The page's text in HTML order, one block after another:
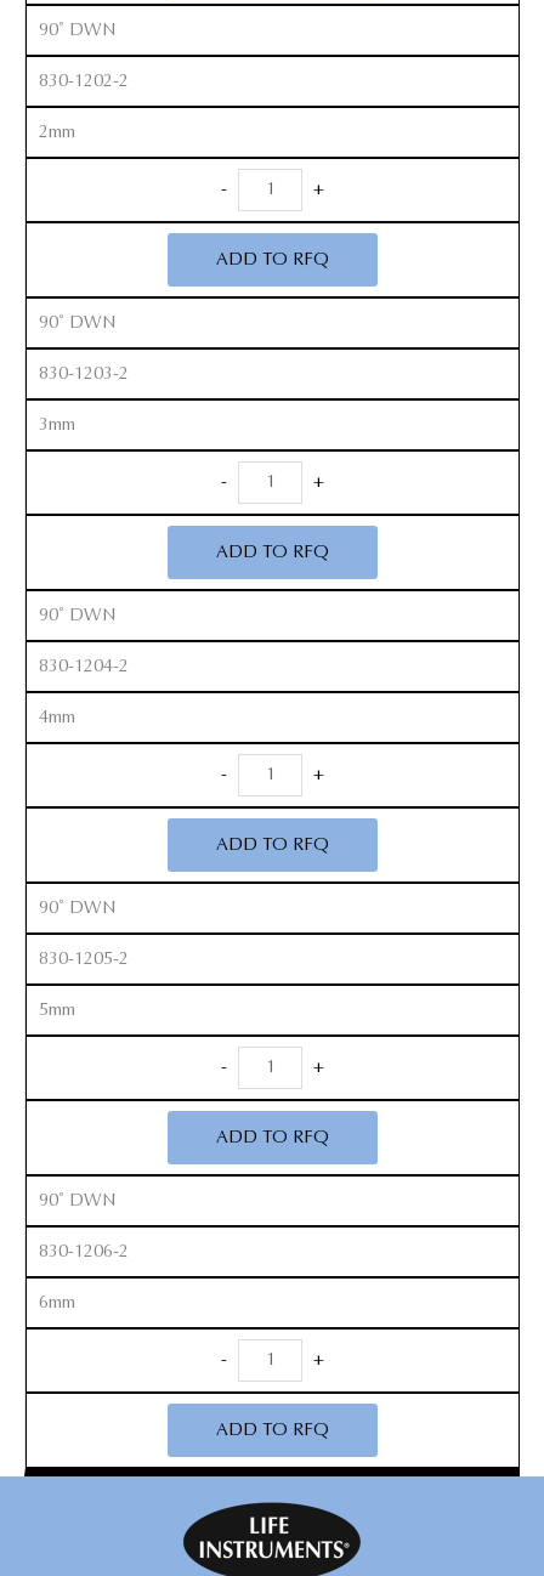
quantity
90˚ DWN
830-1202-2
2mm
-
Anterior
Kerrison
Rongeurs
12”
quantity
+
ADD TO RFQ
90˚ DWN
830-1203-2
3mm
-
Anterior
Kerrison
Rongeurs
12”
quantity
+
ADD TO RFQ
90˚ DWN
830-1204-2
4mm
-
Anterior
Kerrison
Rongeurs
12”
quantity
+
ADD TO RFQ
90˚ DWN
830-1205-2
5mm
-
Anterior
Kerrison
Rongeurs
12”
quantity
+
ADD TO RFQ
90˚ DWN
830-1206-2
6mm
-
Anterior
Kerrison
Rongeurs
12”
quantity
+
ADD TO RFQ